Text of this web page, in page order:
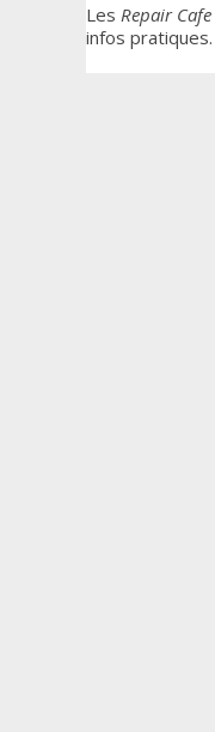
Les Repair Cafe
infos pratiques.